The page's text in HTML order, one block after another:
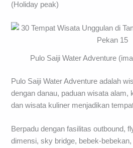
(Holiday peak)
Pulo Saiji Water Adventure
Pulo Saiji Water Adventure adalah
dengan danau, paduan wisata alam,
dan wisata kuliner menjadikan
Berpadu dengan fasilitas outbound,
dimensi, sky bridge, bebek-